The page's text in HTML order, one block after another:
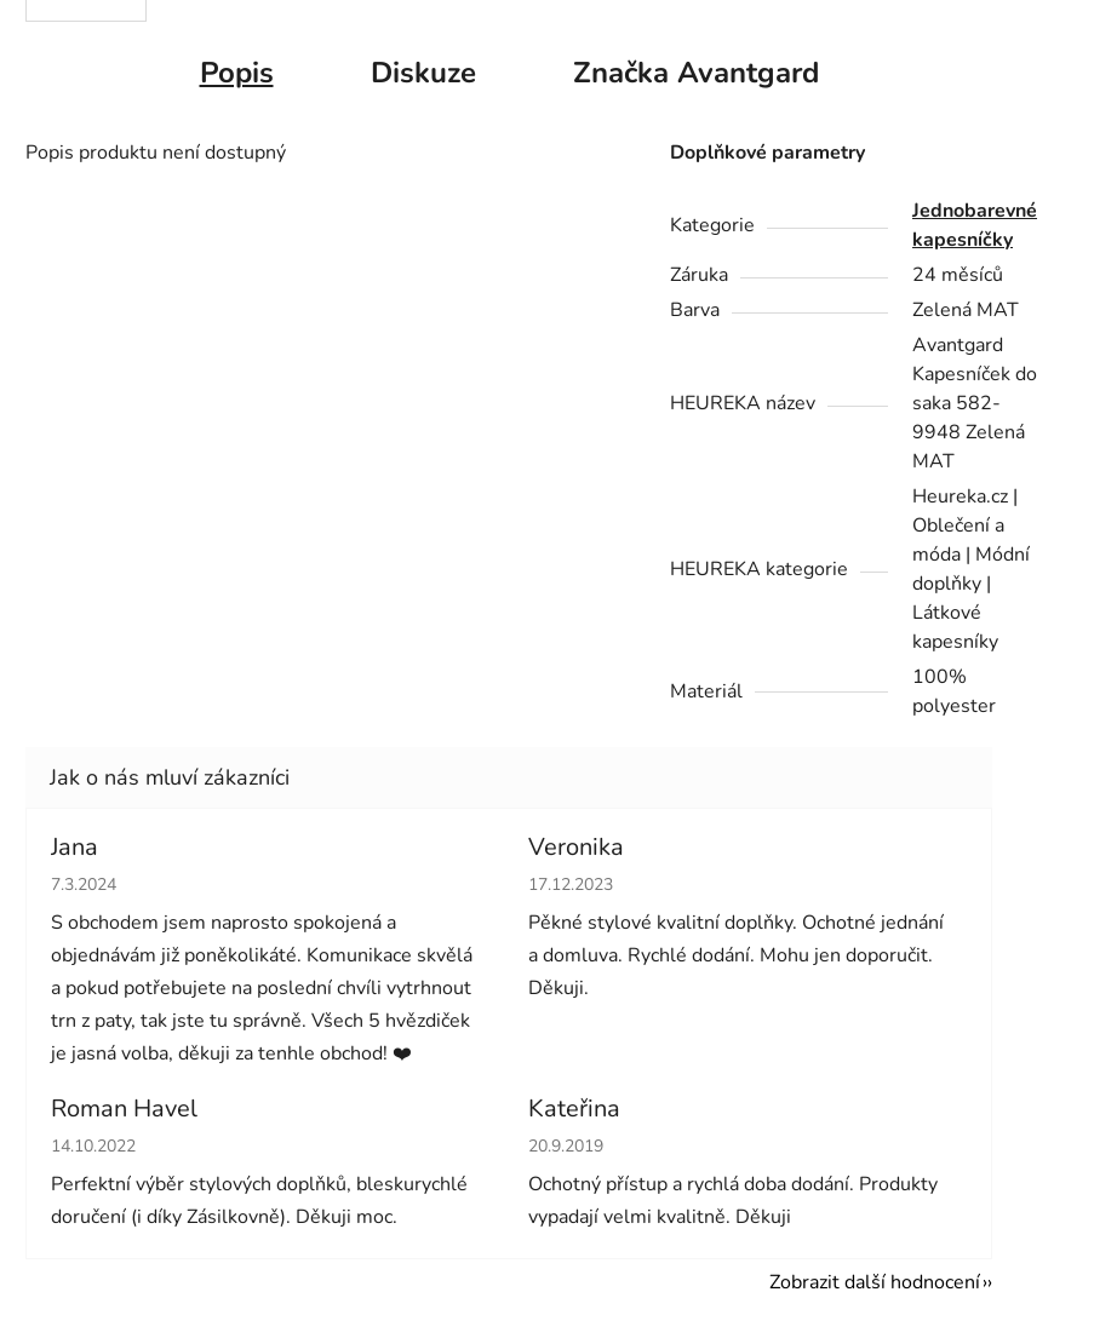
Popis Diskuze Značka Avantgard
Popis produktu není dostupný Doplňkové parametry
Kategorie
Jednobarevné
kapesníčky
Záruka
24 měsíců
Barva
Zelená MAT
HEUREKA název
Avantgard
Kapesníček do
saka 582-
9948 Zelená
MAT
HEUREKA kategorie
Heureka.cz |
Oblečení a
móda | Módní
doplňky |
Látkové
kapesníky
Materiál
100%
polyester
Jana
Hodnocení obchodu je 5 z 5 hvězdiček.
7.3.2024
S obchodem jsem naprosto spokojená a
objednávám již poněkolikáté. Komunikace skvělá
a pokud potřebujete na poslední chvíli vytrhnout
trn z paty, tak jste tu správně. Všech 5 hvězdiček
je jasná volba, děkuji za tenhle obchod! ❤️
Veronika
Hodnocení obchodu je 5 z 5 hvězdiček.
17.12.2023
Pěkné stylové kvalitní doplňky. Ochotné jednání
a domluva. Rychlé dodání. Mohu jen doporučit.
Děkuji.
Roman Havel
Hodnocení obchodu je 5 z 5 hvězdiček.
14.10.2022
Perfektní výběr stylových doplňků, bleskurychlé
doručení (i díky Zásilkovně). Děkuji moc.
Kateřina
Hodnocení obchodu je 5 z 5 hvězdiček.
20.9.2019
Ochotný přístup a rychlá doba dodání. Produkty
vypadají velmi kvalitně. Děkuji
Zobrazit další hodnocení